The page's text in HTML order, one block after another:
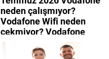
neden çalışmıyor?
Vodafone Wifi neden
çekmiyor? Vodafone
mobil uygulamaya neden
giremiyorum?